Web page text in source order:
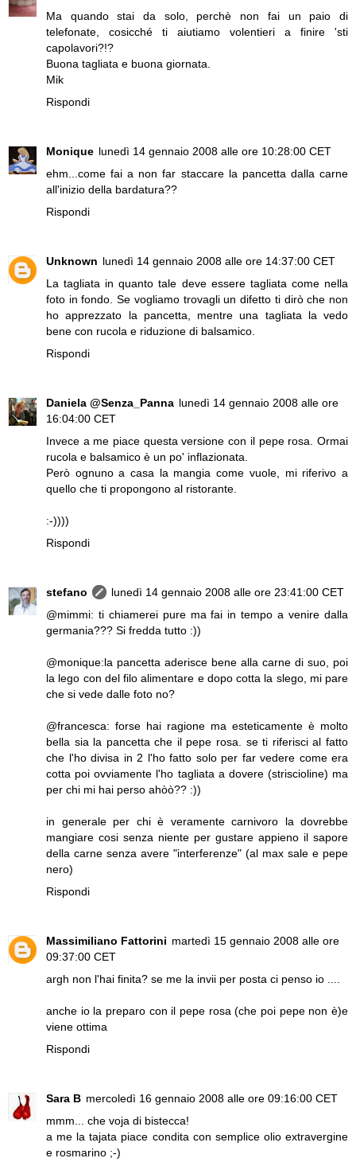
Ma quando stai da solo, perchè non fai un paio di
telefonate, cosicché ti aiutiamo volentieri a finire 'sti
capolavori?!?
Buona tagliata e buona giornata.
Mik
Rispondi
Monique lunedì 14 gennaio 2008 alle ore 10:28:00 CET
ehm...come fai a non far staccare la pancetta dalla carne
all'inizio della bardatura??
Rispondi
Unknown lunedì 14 gennaio 2008 alle ore 14:37:00 CET
La tagliata in quanto tale deve essere tagliata come nella
foto in fondo. Se vogliamo trovagli un difetto ti dirò che non
ho apprezzato la pancetta, mentre una tagliata la vedo
bene con rucola e riduzione di balsamico.
Rispondi
Daniela @Senza_Panna lunedì 14 gennaio 2008 alle ore
16:04:00 CET
Invece a me piace questa versione con il pepe rosa. Ormai
rucola e balsamico è un po' inflazionata.
Però ognuno a casa la mangia come vuole, mi riferivo a
quello che ti propongono al ristorante.
:-))))
Rispondi
stefano
lunedì 14 gennaio 2008 alle ore 23:41:00 CET
@mimmi: ti chiamerei pure ma fai in tempo a venire dalla
germania??? Si fredda tutto :))
@monique:la pancetta aderisce bene alla carne di suo, poi
la lego con del filo alimentare e dopo cotta la slego, mi pare
che si vede dalle foto no?
@francesca: forse hai ragione ma esteticamente è molto
bella sia la pancetta che il pepe rosa. se ti riferisci al fatto
che l'ho divisa in 2 l'ho fatto solo per far vedere come era
cotta poi ovviamente l'ho tagliata a dovere (striscioline) ma
per chi mi hai perso ahòò?? :))
in generale per chi è veramente carnivoro la dovrebbe
mangiare cosi senza niente per gustare appieno il sapore
della carne senza avere "interferenze" (al max sale e pepe
nero)
Rispondi
Massimiliano Fattorini martedì 15 gennaio 2008 alle ore
09:37:00 CET
argh non l'hai finita? se me la invii per posta ci penso io ....
anche io la preparo con il pepe rosa (che poi pepe non è)e
viene ottima
Rispondi
Sara B mercoledì 16 gennaio 2008 alle ore 09:16:00 CET
mmm... che voja di bistecca!
a me la tajata piace condita con semplice olio extravergine
e rosmarino ;-)